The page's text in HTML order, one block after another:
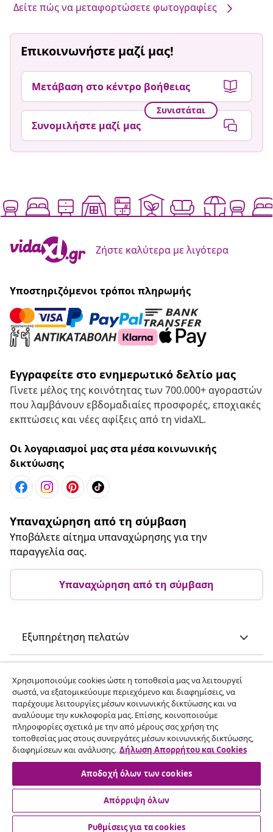
Δείτε πώς να μεταφορτώσετε φωτογραφίες
Επικοινωνήστε μαζί μας!
Μετάβαση στο κέντρο βοήθειας
Συνιστάται
Συνομιλήστε μαζί μας
Ζήστε καλύτερα με λιγότερα
Υποστηριζόμενοι τρόποι πληρωμής
Εγγραφείτε στο ενημερωτικό δελτίο μας
Γίνετε μέλος της κοινότητας των 700.000+ αγοραστών
που λαμβάνουν εβδομαδιαίες προσφορές, εποχιακές
εκπτώσεις και νέες αφίξεις από τη vidaXL.
Οι λογαριασμοί μας στα μέσα κοινωνικής
δικτύωσης
Υπαναχώρηση από τη σύμβαση
Υποβάλετε αίτημα υπαναχώρησης για την
παραγγελία σας.
Υπαναχώρηση από τη σύμβαση
Εξυπηρέτηση πελατών
vidaXL
Ανακαλύψτε περισσότερα
Χρησιμοποιούμε cookies ώστε η τοποθεσία μας να λειτουργεί
σωστά, να εξατομικεύουμε περιεχόμενο και διαφημίσεις, να
παρέχουμε λειτουργίες μέσων κοινωνικής δικτύωσης και να
αναλύουμε την κυκλοφορία μας. Επίσης, κοινοποιούμε
πληροφορίες σχετικά με την από μέρους σας χρήση της
τοποθεσίας μας στους συνεργάτες μέσων κοινωνικής δικτύωσης,
διαφημίσεων και ανάλυσης. Δήλωση Απορρήτου και Cookies
Αποδοχή όλων των cookies
Απόρριψη όλων
Ρυθμίσεις για τα cookies